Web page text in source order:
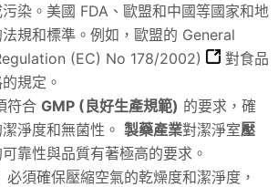
染。美國 FDA、歐盟和中國等國家和地
規和標準。例如，歐盟的 General
(EC) No 178/2002)
對食品
規定。
符合 GMP (良好生產規範) 的要求，確
淨度和無菌性。 製藥產業對潔淨室壓
靠性與品質有著極高的要求。
必須確保壓縮空氣的乾燥度和潔淨度，